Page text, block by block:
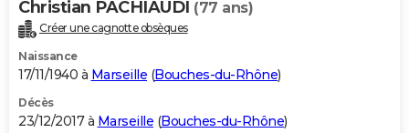
Christian PACHIAUDI (77 ans)
Créer une cagnotte obsèques
Naissance
17/11/1940 à Marseille (Bouches-du-Rhône)
Décès
23/12/2017 à Marseille (Bouches-du-Rhône)